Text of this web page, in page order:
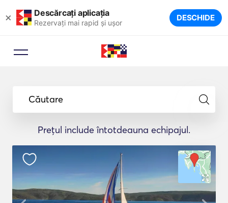
× Descărcați aplicația
Rezervați mai rapid și ușor DESCHIDE
Căutare
Prețul include întotdeauna echipajul.